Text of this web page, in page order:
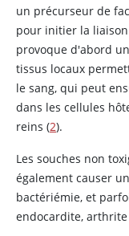
un précurseur de
pour initier la
provoque d'abord
tissus locaux
le sang, qui peut
dans les cellules
reins (2).
Les souches non
également causer
bactériémie, et
endocardite,